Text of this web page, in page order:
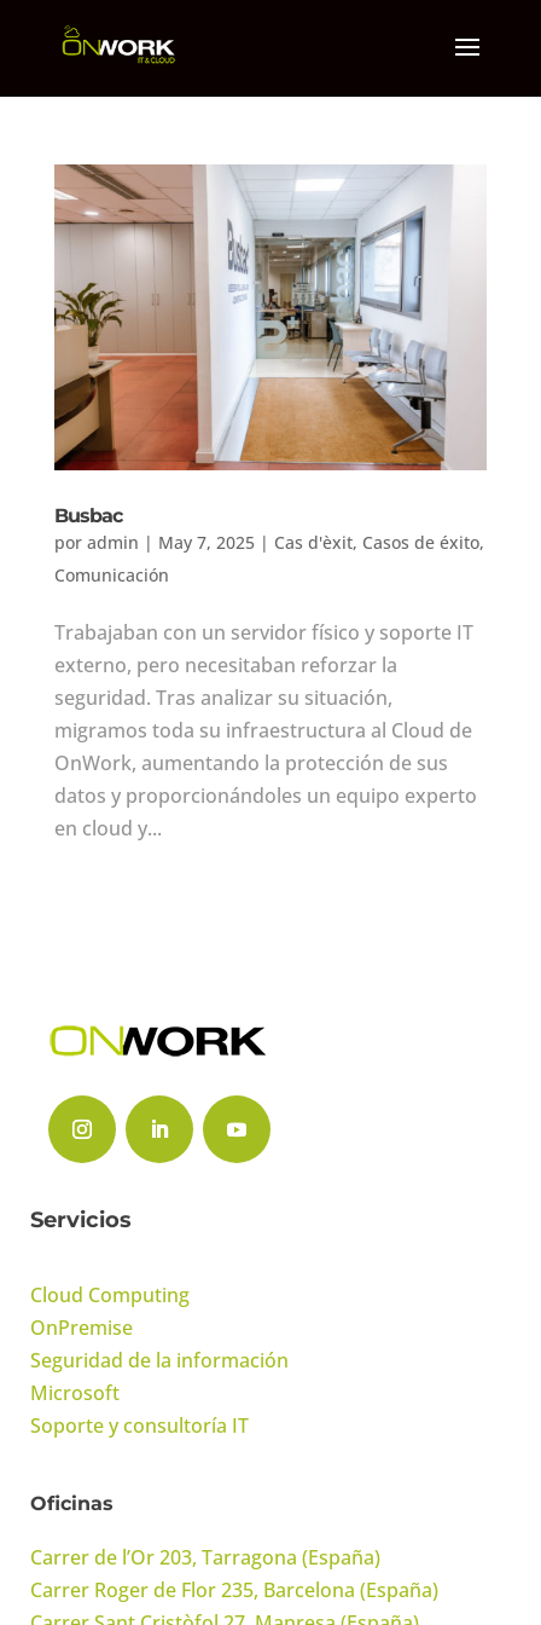
Busbac
por admin | May 7, 2025| Cas d'èxit, Casos de éxito,
Comunicación
Trabajaban con un servidor físico y soporte IT
externo, pero necesitaban reforzar la
seguridad. Tras analizar su situación,
migramos toda su infraestructura al Cloud de
OnWork, aumentando la protección de sus
datos y proporcionándoles un equipo experto
en cloud y...
Servicios
Cloud Computing
OnPremise
Seguridad de la información
Microsoft
Soporte y consultoría IT
Oficinas
Carrer de l’Or 203, Tarragona (España)
Carrer Roger de Flor 235, Barcelona (España)